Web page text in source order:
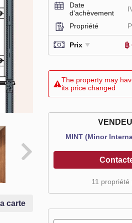
carte
Date
d'achèvement
Propriété
Prix ฿
The property may
its price changed
MINT (Minor
11 propriété